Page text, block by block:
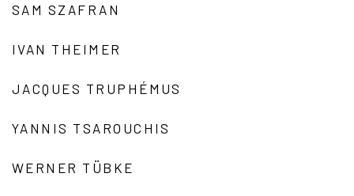
SAM SZAFRAN
IVAN THEIMER
JACQUES TRUPHÉMUS
YANNIS TSAROUCHIS
WERNER TÜBKE